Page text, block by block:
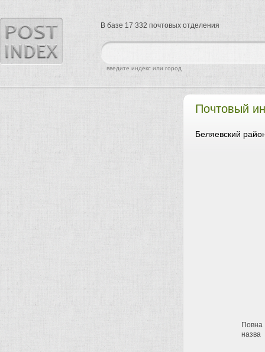
Почтовый
Беляевский
Повна
назва
найти
введите индекс или город
В базе 17 332 почтовых отделения